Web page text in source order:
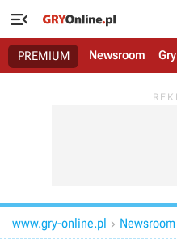

PREMIUM Newsroom Gry
www.gry-online.pl  Newsroom